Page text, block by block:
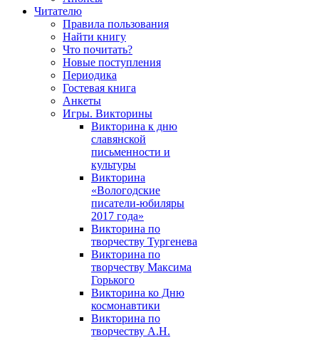
Читателю
Правила пользования
Найти книгу
Что почитать?
Новые поступления
Периодика
Гостевая книга
Анкеты
Игры. Викторины
Викторина к дню
славянской
письменности и
культуры
Викторина
«Вологодские
писатели-юбиляры
2017 года»
Викторина по
творчеству Тургенева
Викторина по
творчеству Максима
Горького
Викторина ко Дню
космонавтики
Викторина по
творчеству А.Н.